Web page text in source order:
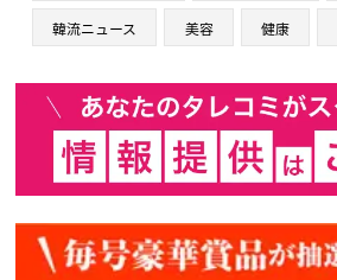
韓流ニュース 美容 健康